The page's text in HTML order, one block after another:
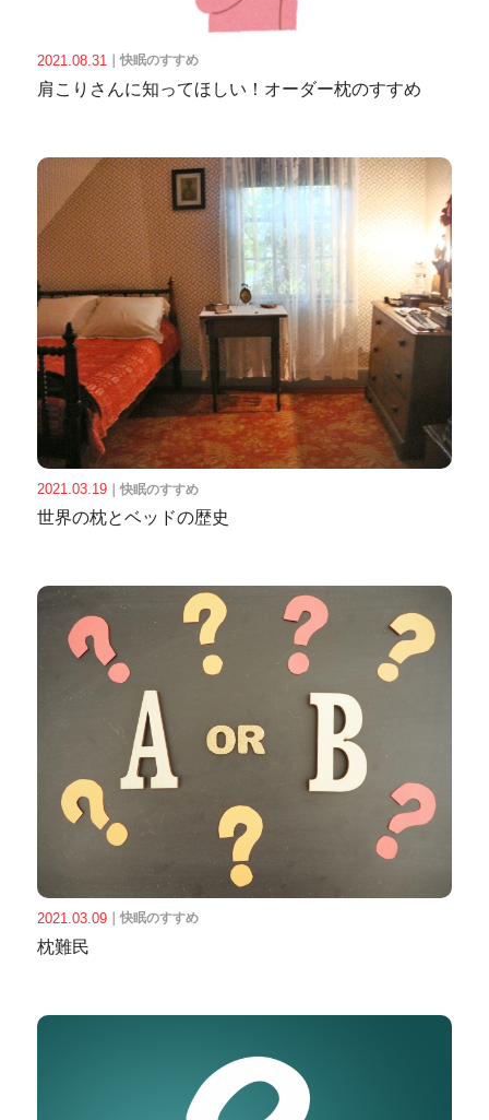
2021.08.31 快眠のすすめ
肩こりさんに知ってほしい！オーダー枕のすすめ
2021.03.19｜ 快眠のすすめ
世界の枕とベッドの歴史
2021.03.09｜ 快眠のすすめ
枕難民